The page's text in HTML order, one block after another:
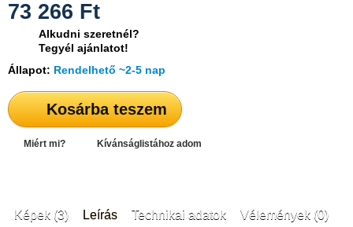
73 266 Ft
Alkudni szeretnél?
Tegyél ajánlatot!
Állapot: Rendelhető ~2-5 nap
Kosárba teszem
Miért mi? Kívánságlistához adom
Képek (3) Leírás Technikai adatok Vélemények (0)